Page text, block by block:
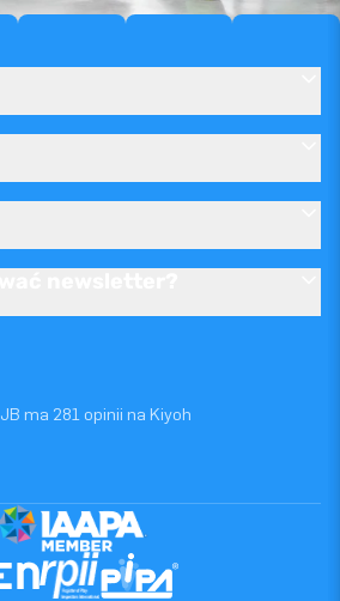
JB ma 281 opinii na Kiyoh